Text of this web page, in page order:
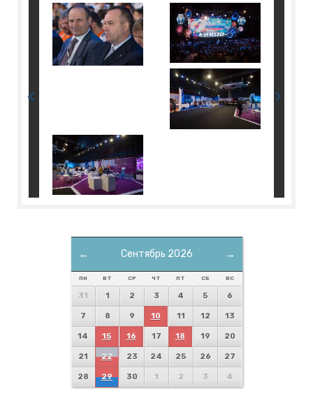
← →
Сентябрь 2026
ПН ВТ СР ЧТ ПТ СБ ВС
31 1 2 3 4 5 6
7 8 9 10 11 12 13
14 15 16 17 18 19 20
21 22 23 24 25 26 27
28 29 30 1 2 3 4